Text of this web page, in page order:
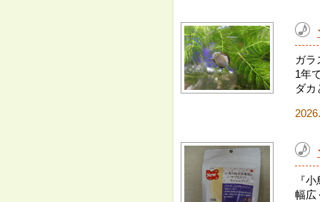
ガラ
1年
ダカ
『
幅広